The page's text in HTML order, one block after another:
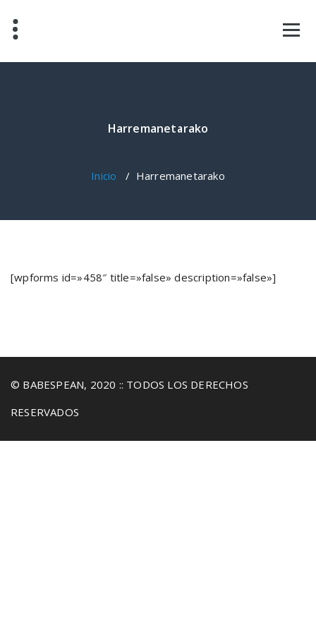
contenido
Harremanetarako
Inicio / Harremanetarako
[wpforms id=»458″ title=»false» description=»false»]
© BABESPEAN, 2020 :: TODOS LOS DERECHOS
RESERVADOS